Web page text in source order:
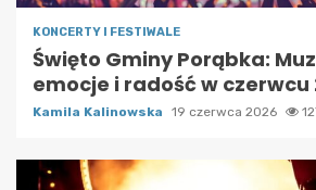
KONCERTY I FESTIWALE
Święto Gminy Porąbka:
emocje i radość w czerwcu
Kamila Kalinowska 19 czerwca 2026